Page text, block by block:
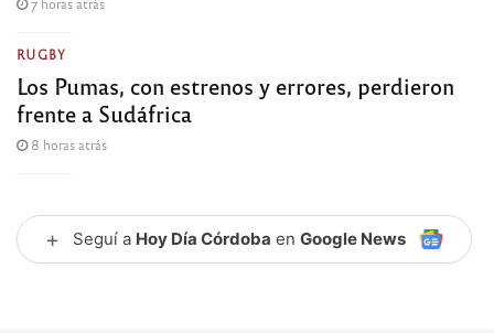
RUGBY
Los Pumas, con estrenos y errores, perdieron
frente a Sudáfrica
8 horas atrás
+ Seguí a Hoy Día Córdoba en Google News